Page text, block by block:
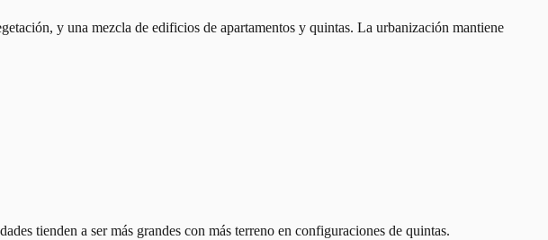
y una mezcla de edificios de apartamentos y quintas. La urbanización mantiene
tienden a ser más grandes con más terreno en configuraciones de quintas.